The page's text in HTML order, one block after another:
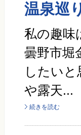
温泉巡
私の趣味
曇野市堀
したい
や露天...
続きを読む